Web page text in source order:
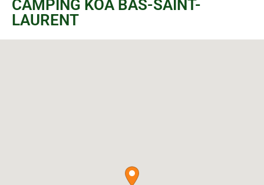
CAMPING KOA BAS-SAINT-
LAURENT